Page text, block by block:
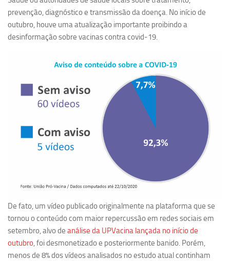
Documentos
Relatórios
Revista Estudos Avançados
Newsletter
prevenção, diagnóstico e transmissão da doença. No início de
outubro, houve uma atualização importante proibindo a
desinformação sobre vacinas contra covid-19.
De fato, um vídeo publicado originalmente na plataforma que se
tornou o conteúdo com maior repercussão em redes sociais em
setembro, alvo de análise da UPVacina lançada no início de
outubro, foi desmonetizado e posteriormente banido. Porém,
menos de 8% dos vídeos analisados no estudo atual continham